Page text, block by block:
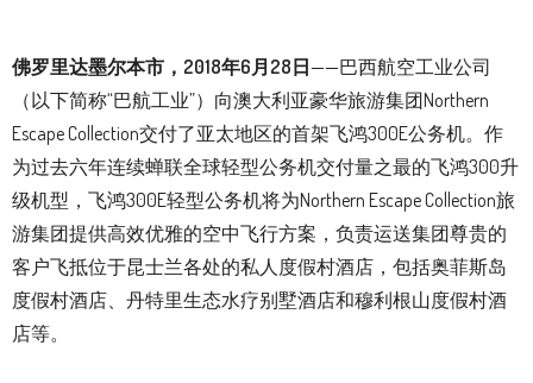
佛罗里达墨尔本市 ，2018年6月28日——巴西航空工业公司
（以下简称“巴航工业”）向澳大利亚豪华旅游集团Northern
Escape Collection交付了亚太地区的首架飞鸿300E公务机。作
为过去六年连续蝉联全球轻型公务机交付量之最的飞鸿300升
级机型，飞鸿300E轻型公务机将为Northern Escape Collection旅
游集团提供高效优雅的空中飞行方案，负责运送集团尊贵的
客户飞抵位于昆士兰各处的私人度假村酒店，包括奥菲斯岛
度假村酒店、丹特里生态水疗别墅酒店和穆利根山度假村酒
店等。